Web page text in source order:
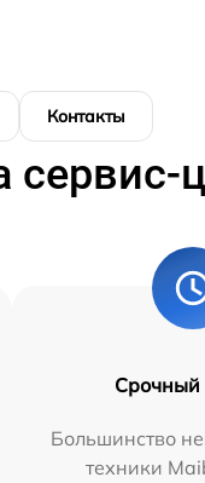
Контакты
Срочный
Большинство
техники